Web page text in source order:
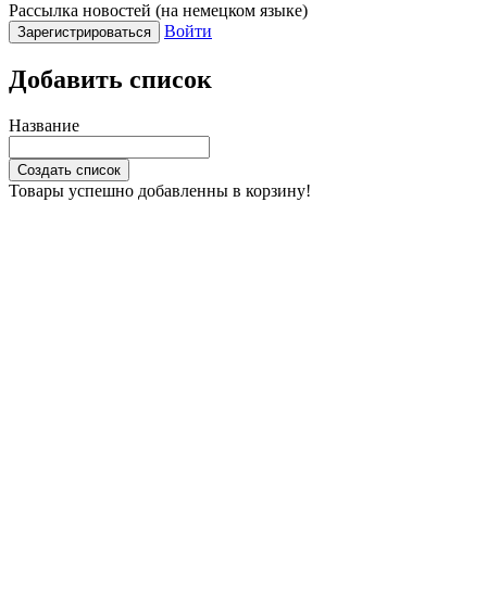
Рассылка новостей (на немецком языке)
Зарегистрироваться Войти
Добавить список
Название
Создать список
Товары успешно добавленны в корзину!